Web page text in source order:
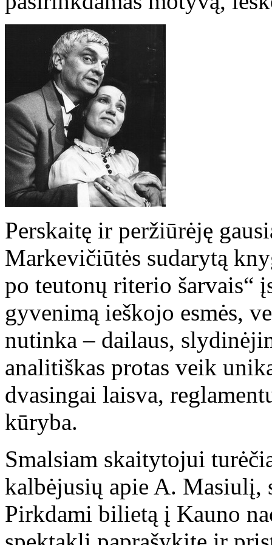
Perskaitę ir peržiūrėję
Markevičiūtės sudarytą
po teutonų riterio šarvais“
gyvenimą ieškojo esmės,
nutinka – dailaus,
analitiškas protas veik
dvasingai laisva,
kūryba.
Smalsiam skaitytojui
kalbėjusių apie A. Masiulį,
Pirkdami bilietą į Kauno